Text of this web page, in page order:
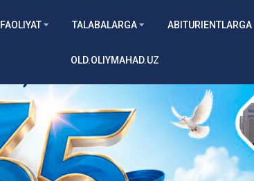
FAOLIYAT TALABALARGA ABITURIENTLARGA
OLD.OLIYMAHAD.UZ